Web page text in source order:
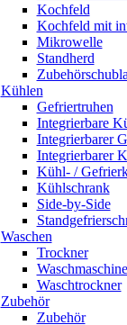
Kochfeld
Kochfeld mit
Mikrowelle
Standherd
Kühlen
Gefriertruhen
Integrierbare
Integrierbarer
Integrierbarer
Kühl- /
Kühlschrank
Side-by-Side
Waschen
Trockner
Waschmaschine
Waschtrockner
Zubehör
Zubehör